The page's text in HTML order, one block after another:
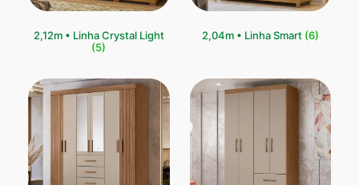
2,12m • Linha Crystal Light
(5)
⁠2,04m • Linha Smart (6)